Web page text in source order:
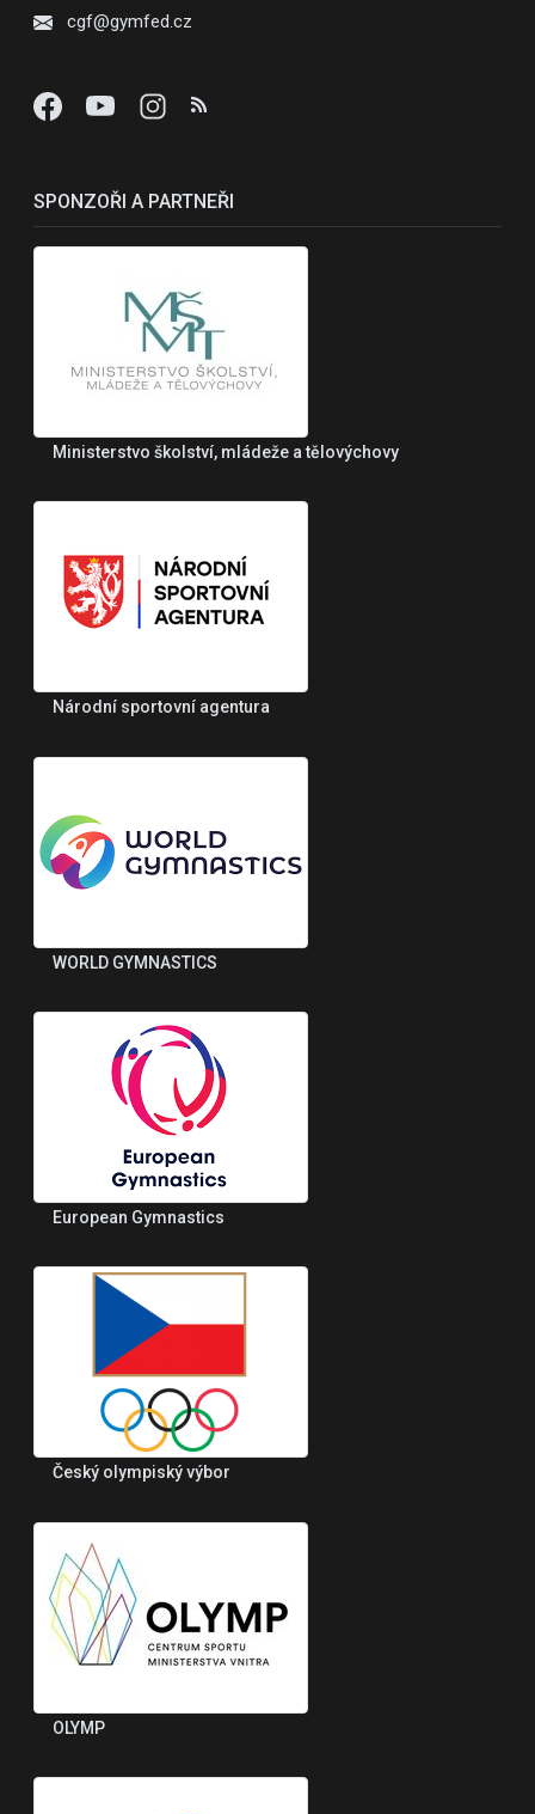
cgf@gymfed.cz
SPONZOŘI A PARTNEŘI
Ministerstvo školství, mládeže a tělovýchovy
Národní sportovní agentura
WORLD GYMNASTICS
European Gymnastics
Český olympiský výbor
OLYMP